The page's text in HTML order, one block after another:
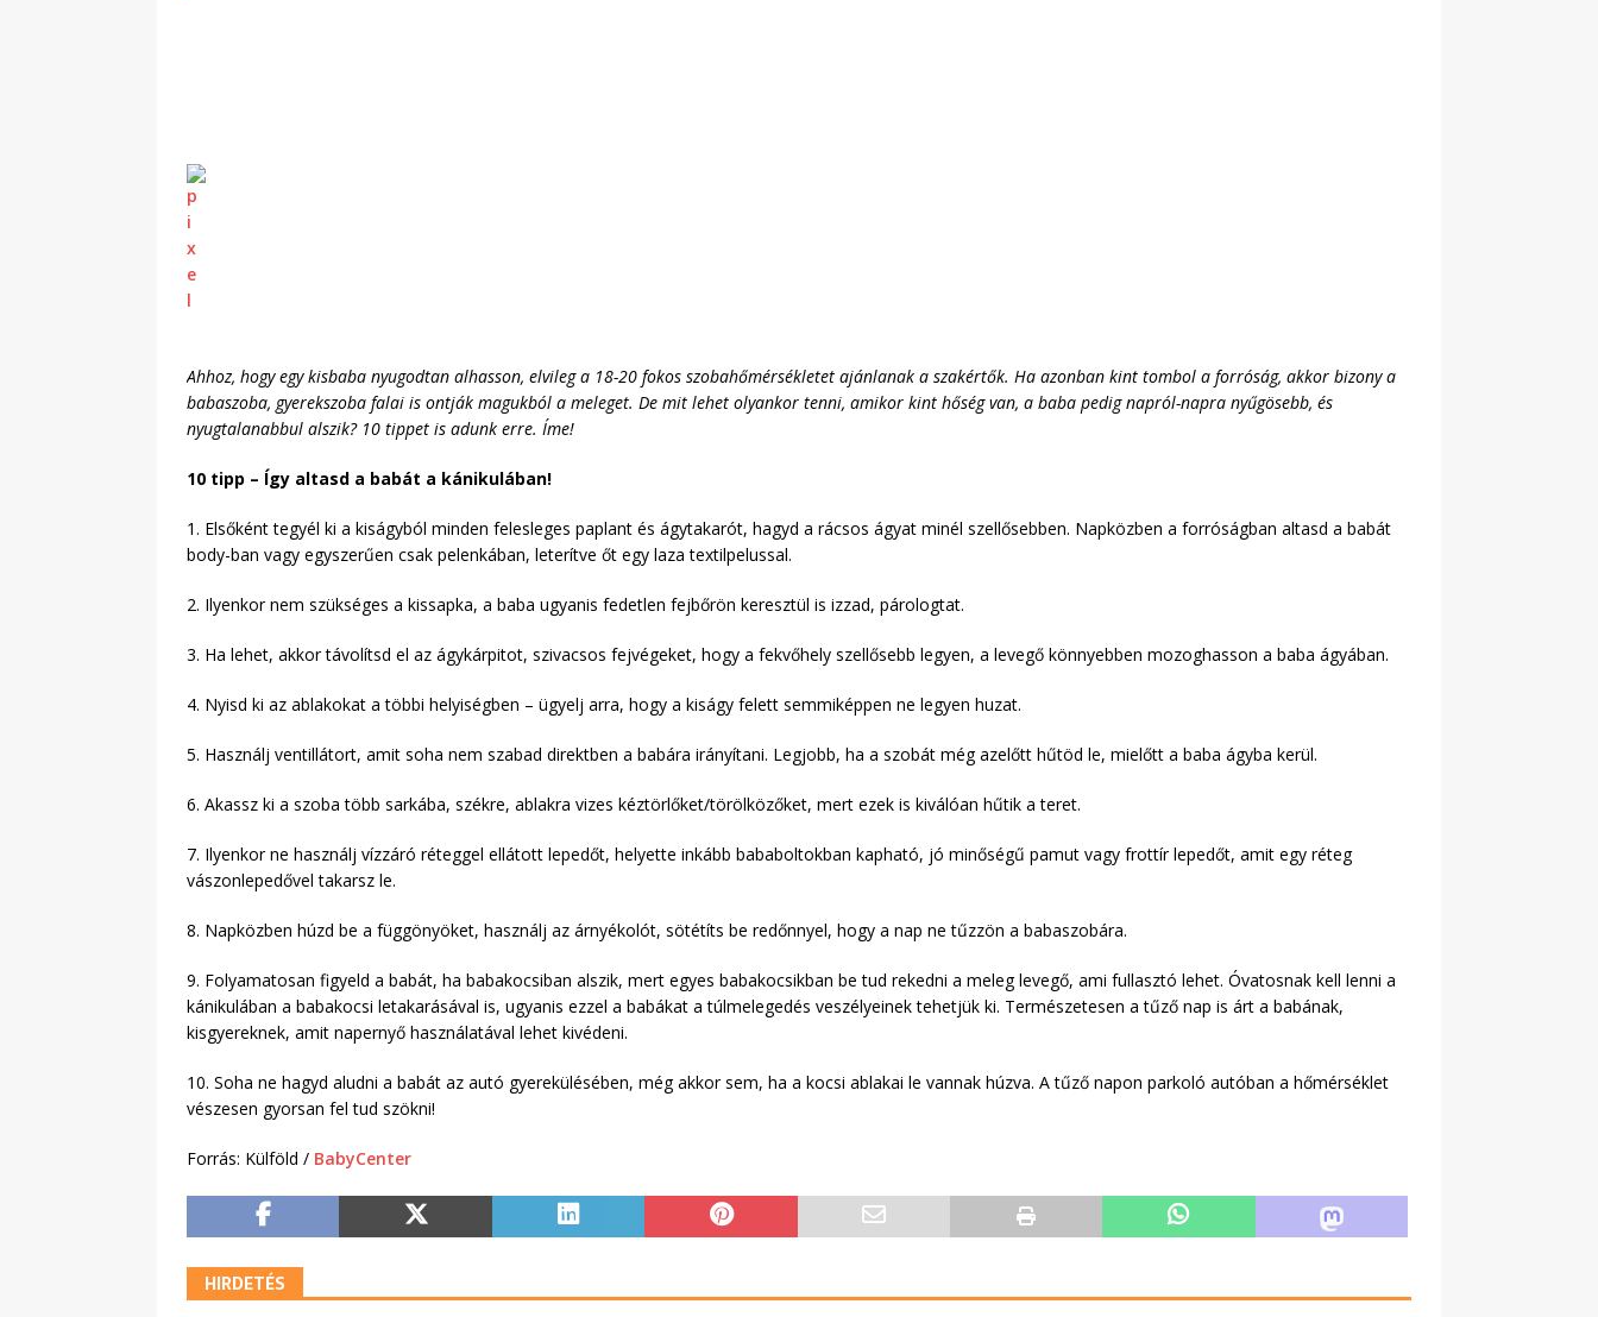
Ahhoz, hogy egy kisbaba nyugodtan alhasson, elvileg a 18-20 fokos szobahőmérsékletet ajánlanak a szakértők. Ha azonban kint tombol a forróság, akkor bizony a
babaszoba, gyerekszoba falai is ontják magukból a meleget. De mit lehet olyankor tenni, amikor kint hőség van, a baba pedig napról-napra nyűgösebb, és
nyugtalanabbul alszik? 10 tippet is adunk erre. Íme!
10 tipp – Így altasd a babát a kánikulában!
1. Elsőként tegyél ki a kiságyból minden felesleges paplant és ágytakarót, hagyd a rácsos ágyat minél szellősebben. Napközben a forróságban altasd a babát
body-ban vagy egyszerűen csak pelenkában, leterítve őt egy laza textilpelussal.
2. Ilyenkor nem szükséges a kissapka, a baba ugyanis fedetlen fejbőrön keresztül is izzad, párologtat.
3. Ha lehet, akkor távolítsd el az ágykárpitot, szivacsos fejvégeket, hogy a fekvőhely szellősebb legyen, a levegő könnyebben mozoghasson a baba ágyában.
4. Nyisd ki az ablakokat a többi helyiségben – ügyelj arra, hogy a kiságy felett semmiképpen ne legyen huzat.
5. Használj ventillátort, amit soha nem szabad direktben a babára irányítani. Legjobb, ha a szobát még azelőtt hűtöd le, mielőtt a baba ágyba kerül.
6. Akassz ki a szoba több sarkába, székre, ablakra vizes kéztörlőket/törölközőket, mert ezek is kiválóan hűtik a teret.
7. Ilyenkor ne használj vízzáró réteggel ellátott lepedőt, helyette inkább bababoltokban kapható, jó minőségű pamut vagy frottír lepedőt, amit egy réteg
vászonlepedővel takarsz le.
8. Napközben húzd be a függönyöket, használj az árnyékolót, sötétíts be redőnnyel, hogy a nap ne tűzzön a babaszobára.
9. Folyamatosan figyeld a babát, ha babakocsiban alszik, mert egyes babakocsikban be tud rekedni a meleg levegő, ami fullasztó lehet. Óvatosnak kell lenni a
kánikulában a babakocsi letakarásával is, ugyanis ezzel a babákat a túlmelegedés veszélyeinek tehetjük ki. Természetesen a tűző nap is árt a babának,
kisgyereknek, amit napernyő használatával lehet kivédeni.
10. Soha ne hagyd aludni a babát az autó gyerekülésében, még akkor sem, ha a kocsi ablakai le vannak húzva. A tűző napon parkoló autóban a hőmérséklet
vészesen gyorsan fel tud szökni!
Forrás: Külföld / BabyCenter
HIRDETÉS